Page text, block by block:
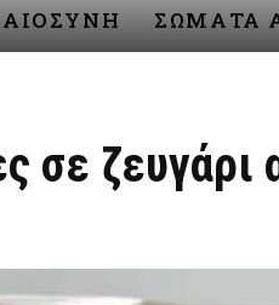
ΣΩΜΑΤΑ
σε ζευγάρι